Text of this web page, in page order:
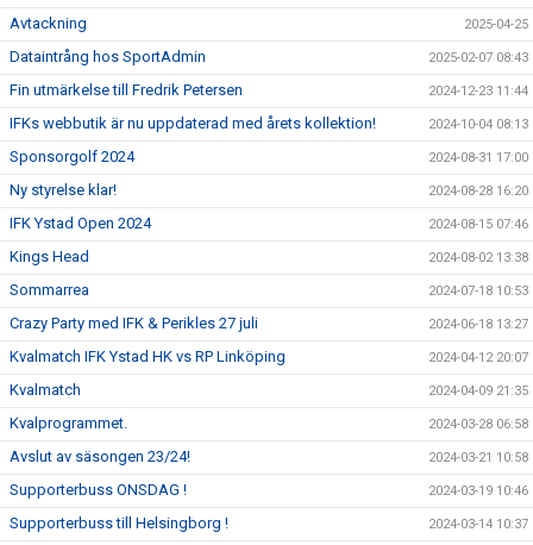
Avtackning 2025-04-25
Dataintrång hos SportAdmin 2025-02-07 08:43
Fin utmärkelse till Fredrik Petersen 2024-12-23 11:44
IFKs webbutik är nu uppdaterad med årets kollektion! 2024-10-04 08:13
Sponsorgolf 2024 2024-08-31 17:00
Ny styrelse klar! 2024-08-28 16:20
IFK Ystad Open 2024 2024-08-15 07:46
Kings Head 2024-08-02 13:38
Sommarrea 2024-07-18 10:53
Crazy Party med IFK & Perikles 27 juli 2024-06-18 13:27
Kvalmatch IFK Ystad HK vs RP Linköping 2024-04-12 20:07
Kvalmatch 2024-04-09 21:35
Kvalprogrammet. 2024-03-28 06:58
Avslut av säsongen 23/24! 2024-03-21 10:58
Supporterbuss ONSDAG ! 2024-03-19 10:46
Supporterbuss till Helsingborg ! 2024-03-14 10:37